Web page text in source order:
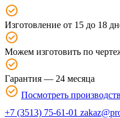
Изготовление от 15 до 18
Можем изготовить по
Гарантия — 24 месяца
Посмотреть
+7 (3513) 75-61-01